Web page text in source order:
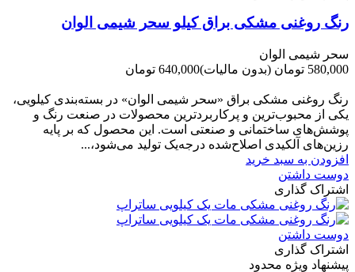
رنگ روغنی مشکی براق کیلو سحر شیمی الوان
سحر شیمی الوان
580,000 تومان
(بدون مالیات)640,000 تومان
رنگ روغنی مشکی براق «سحر شیمی الوان» در بسته‌بندی کیلویی،
یکی از محبوب‌ترین و پرکاربردترین محصولات در صنعت رنگ و
پوشش‌های ساختمانی و صنعتی است. این محصول که بر پایه
رزین‌های آلکیدی اصلاح‌شده درجه‌یک تولید می‌شود،...
افزودن به سبد خرید
دوست داشتن
اشتراک گذاری
دوست داشتن
اشتراک گذاری
پیشنهاد ویژه محدود